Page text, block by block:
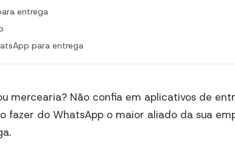
entrega
para entrega
mercearia? Não confia em aplicativos de
fazer do WhatsApp o maior aliado da sua